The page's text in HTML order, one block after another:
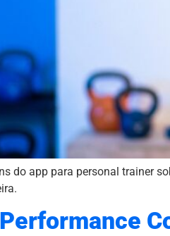
do app para personal trainer